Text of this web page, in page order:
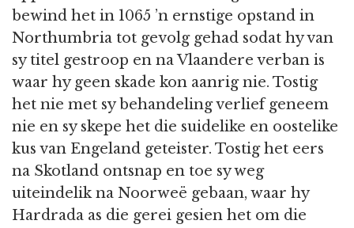
bewind het in 1065 ’n ernstige opstand in
Northumbria tot gevolg gehad sodat hy van
sy titel gestroop en na Vlaandere verban is
waar hy geen skade kon aanrig nie. Tostig
het nie met sy behandeling verlief geneem
nie en sy skepe het die suidelike en oostelike
kus van Engeland geteister. Tostig het eers
na Skotland ontsnap en toe sy weg
uiteindelik na Noorweë gebaan, waar hy
Hardrada as die gerei gesien het om die